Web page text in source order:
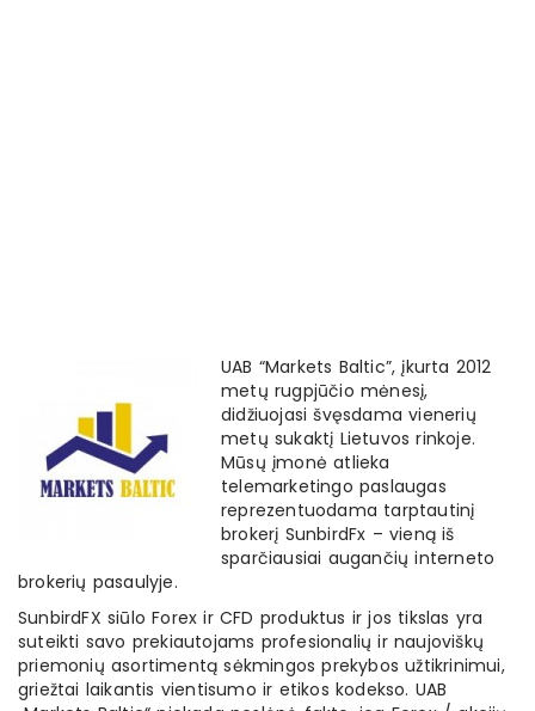
UAB “Markets Baltic”, įkurta 2012
metų rugpjūčio mėnesį,
didžiuojasi švęsdama vienerių
metų sukaktį Lietuvos rinkoje.
Mūsų įmonė atlieka
telemarketingo paslaugas
reprezentuodama tarptautinį
brokerį SunbirdFx – vieną iš
sparčiausiai augančių interneto
brokerių pasaulyje.
SunbirdFX siūlo Forex ir CFD produktus ir jos tikslas yra
suteikti savo prekiautojams profesionalių ir naujoviškų
priemonių asortimentą sėkmingos prekybos užtikrinimui,
griežtai laikantis vientisumo ir etikos kodekso. UAB